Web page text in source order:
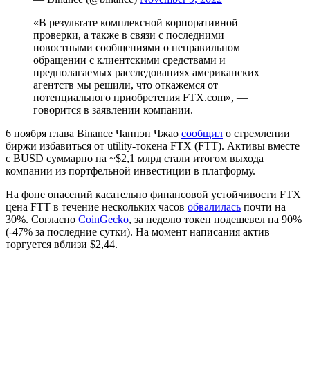
«В результате комплексной корпоративной
проверки, а также в связи с последними
новостными сообщениями о неправильном
обращении с клиентскими средствами и
предполагаемых расследованиях американских
агентств мы решили, что откажемся от
потенциального приобретения FTX.com», —
говорится в заявлении компании.
6 ноября глава Binance Чанпэн Чжао сообщил о стремлении
биржи избавиться от utility-токена FTX (FTT). Активы вместе
с BUSD суммарно на ~$2,1 млрд стали итогом выхода
компании из портфельной инвестиции в платформу.
На фоне опасений касательно финансовой устойчивости FTX
цена FTT в течение нескольких часов обвалилась почти на
30%. Согласно CoinGecko, за неделю токен подешевел на 90%
(-47% за последние сутки). На момент написания актив
торгуется вблизи $2,44.